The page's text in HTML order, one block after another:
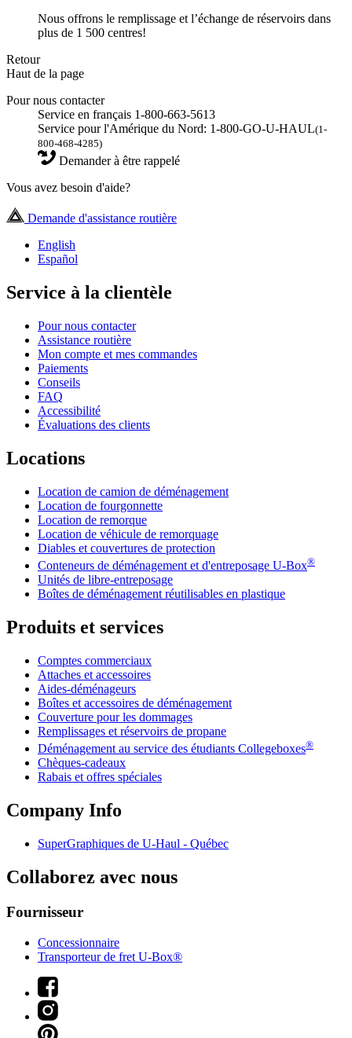
Nous offrons le remplissage et l’échange de réservoirs dans
plus de 1 500 centres!
Retour
Haut de la page
Pour nous contacter
Service en français 1-800-663-5613
Service pour l'Amérique du Nord: 1-800-GO-U-HAUL(1-
800-468-4285)
Demander à être rappelé
Vous avez besoin d'aide?
Demande d'assistance routière
English
Español
Service à la clientèle
Pour nous contacter
Assistance routière
Mon compte et mes commandes
Paiements
Conseils
FAQ
Accessibilité
Évaluations des clients
Locations
Location de camion de déménagement
Location de fourgonnette
Location de remorque
Location de véhicule de remorquage
Diables et couvertures de protection
Conteneurs de déménagement et d'entreposage U-Box®
Unités de libre-entreposage
Boîtes de déménagement réutilisables en plastique
Produits et services
Comptes commerciaux
Attaches et accessoires
Aides-déménageurs
Boîtes et accessoires de déménagement
Couverture pour les dommages
Remplissages et réservoirs de propane
Déménagement au service des étudiants Collegeboxes®
Chèques-cadeaux
Rabais et offres spéciales
Company Info
SuperGraphiques de U-Haul - Québec
Collaborez avec nous
Fournisseur
Concessionnaire
Transporteur de fret U-Box®